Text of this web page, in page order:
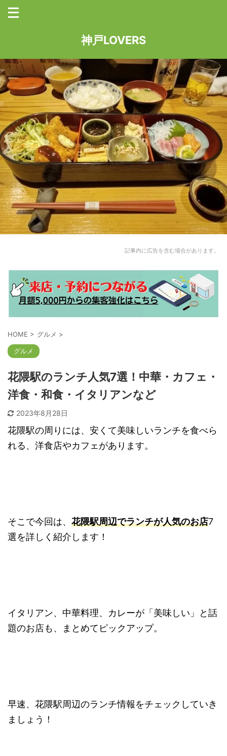
神戸LOVERS
記事内に広告を含む場合があります。
HOME > グルメ >
グルメ
花隈駅のランチ人気7選！中華・カフェ・
洋食・和食・イタリアンなど
2023年8月28日
花隈駅の周りには、安くて美味しいランチを食べら
れる、洋食店やカフェがあります。
そこで今回は、 花隈駅周辺でランチが人気のお店7
選を詳しく紹介します！
イタリアン、中華料理、カレーが「美味しい」と話
題のお店も、まとめてピックアップ。
早速、花隈駅周辺のランチ情報をチェックしていき
ましょう！